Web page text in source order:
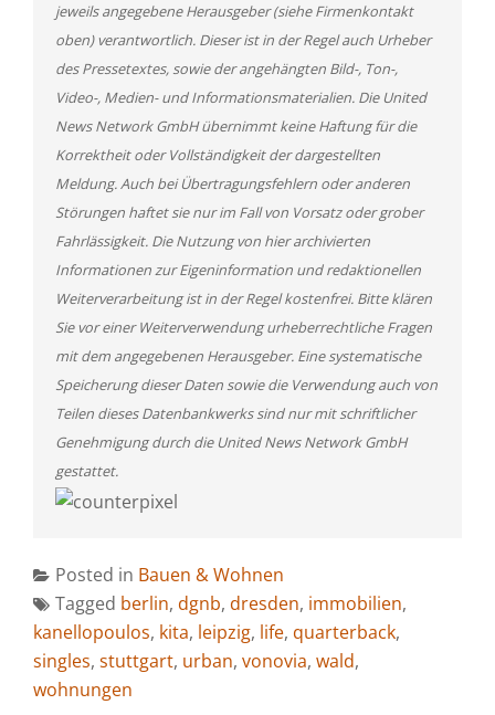
jeweils angegebene Herausgeber (siehe Firmenkontakt
oben) verantwortlich. Dieser ist in der Regel auch Urheber
des Pressetextes, sowie der angehängten Bild-, Ton-,
Video-, Medien- und Informationsmaterialien. Die United
News Network GmbH übernimmt keine Haftung für die
Korrektheit oder Vollständigkeit der dargestellten
Meldung. Auch bei Übertragungsfehlern oder anderen
Störungen haftet sie nur im Fall von Vorsatz oder grober
Fahrlässigkeit. Die Nutzung von hier archivierten
Informationen zur Eigeninformation und redaktionellen
Weiterverarbeitung ist in der Regel kostenfrei. Bitte klären
Sie vor einer Weiterverwendung urheberrechtliche Fragen
mit dem angegebenen Herausgeber. Eine systematische
Speicherung dieser Daten sowie die Verwendung auch von
Teilen dieses Datenbankwerks sind nur mit schriftlicher
Genehmigung durch die United News Network GmbH
gestattet.
Posted in Bauen & Wohnen
Tagged berlin, dgnb, dresden, immobilien,
kanellopoulos, kita, leipzig, life, quarterback,
singles, stuttgart, urban, vonovia, wald,
wohnungen